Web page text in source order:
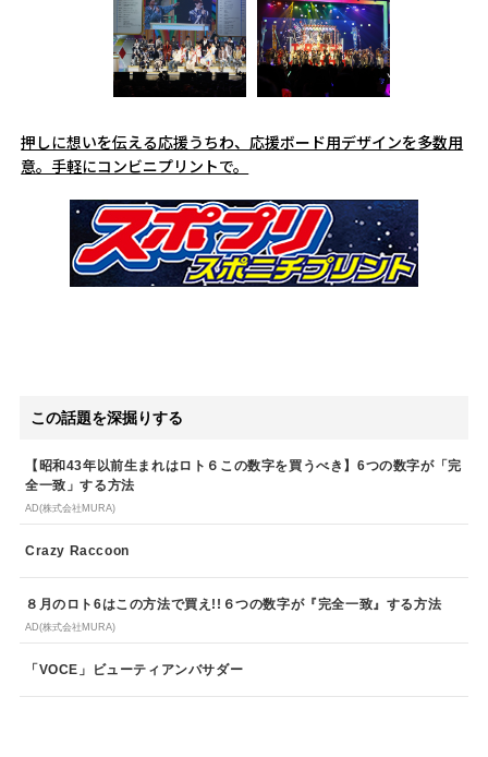
押しに想いを伝える応援うちわ、応援ボード用デザインを多数用
意。手軽にコンビニプリントで。
この話題を深掘りする
【昭和43年以前生まれはロト６この数字を買うべき】6つの数字が「完
全一致」する方法
AD(株式会社MURA)
Crazy Raccoon
８月のロト6はこの方法で買え!!６つの数字が『完全一致』する方法
AD(株式会社MURA)
「VOCE」ビューティアンバサダー